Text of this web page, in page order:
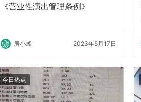
《营业性演出管理条例》
房小蜂 2023年5月17日
今日热点